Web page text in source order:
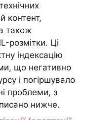
контент,
також
розмітки. Ці
індексацію
що негативно
і погіршувало
проблеми, з
нижче.